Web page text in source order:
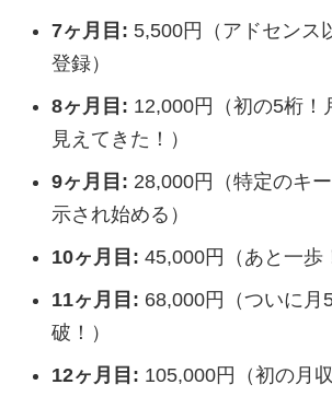
7ヶ月目: 5,500円（アドセンス
登録）
8ヶ月目: 12,000円（初の5桁！
見えてきた！）
9ヶ月目: 28,000円（特定のキ
示され始める）
10ヶ月目: 45,000円（あと一歩
11ヶ月目: 68,000円（ついに月
破！）
12ヶ月目: 105,000円（初の月